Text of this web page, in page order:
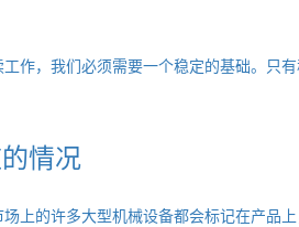
，我们必须需要一个稳定的基础。只
情况
的许多大型机械设备都会标记在产品